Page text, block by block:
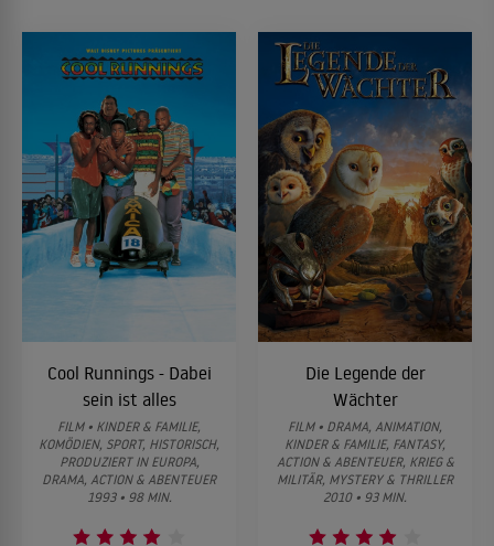
Cool Runnings - Dabei
sein ist alles
FILM • KINDER & FAMILIE,
KOMÖDIEN, SPORT, HISTORISCH,
PRODUZIERT IN EUROPA,
DRAMA, ACTION & ABENTEUER
1993 • 98 MIN.
Die Legende der
Wächter
FILM • DRAMA, ANIMATION,
KINDER & FAMILIE, FANTASY,
ACTION & ABENTEUER, KRIEG &
MILITÄR, MYSTERY & THRILLER
2010 • 93 MIN.